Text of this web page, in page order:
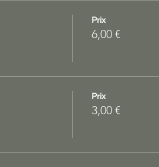
Prix
6,00 €
Prix
3,00 €